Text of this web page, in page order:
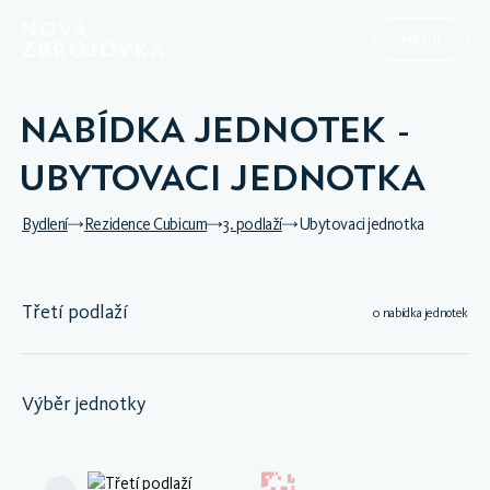
NABÍDKA JEDNOTEK -
UBYTOVACI JEDNOTKA
Bydlení Rezidence Cubicum 3. podlaží Ubytovaci jednotka
Třetí podlaží 0 nabídka jednotek
Výběr jednotky